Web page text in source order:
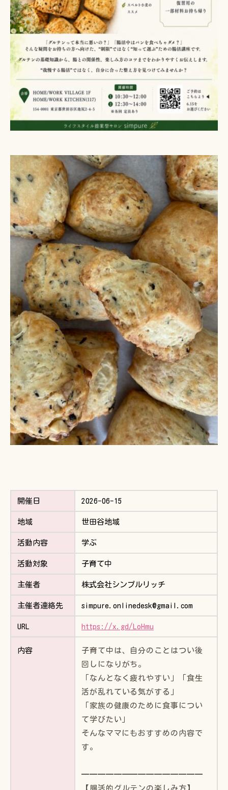
開催日 2026-06-15
地域 世田谷地域
活動内容 学ぶ
活動対象 子育て中
主催者 株式会社シンプルリッチ
主催者連絡先 simpure.onlinedesk@gmail.com
URL https://x.gd/LoHmu
内容 子育て中は、自分のことはつい後
回しになりがち。
「なんとなく疲れやすい」「食生
活が乱れている気がする」
「家族の健康のために食事につい
て学びたい」
そんなママにもおすすめの内容で
す。
━━━━━━━━━━━━━━━
【腸活的グルテンの楽しみ方】